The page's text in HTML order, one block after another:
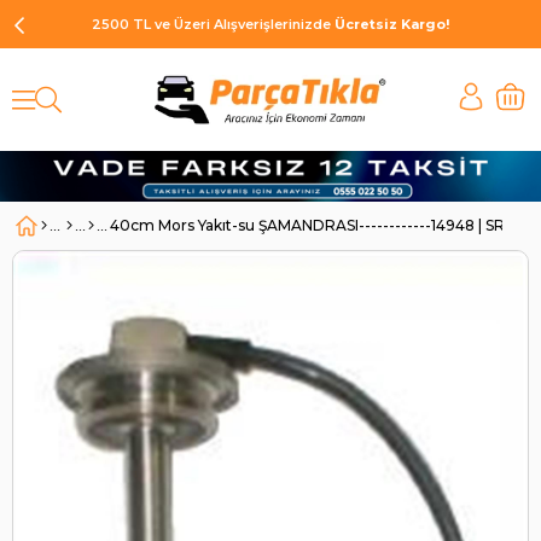
2500 TL ve Üzeri Alışverişlerinizde Ücretsiz Kargo!
40cm Mors Yakıt-su ŞAMANDRASI------------14948 | SR